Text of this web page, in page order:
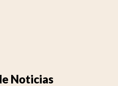
Noticias